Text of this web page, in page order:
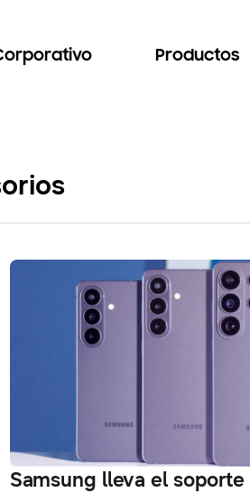
Productos
Samsung lleva el soporte